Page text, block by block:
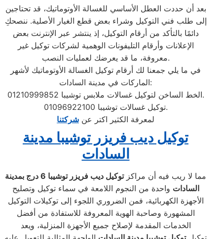
بعد أن حددت العطل الأساسي للغسالة الأوتوماتيك، قد تحتاجين
إلى طلب فني التوكيل وشراء بعض قطع الغيار الأصلية. ننصحكِ
دائمًا بالتأكد من أرقام التوكيل، إذ ينتشر عبر الإنترنت بعض
الإعلانات وأرقام التليفونات الوهمية لشركات توكيل غير
معروفة، ما قد يعرضك لعمليات النصب.
في ما يلي جمعنا لك أرقام توكيل الغسالة الأوتوماتيك لأشهر
الماركات في مدينة السادات:
الخط الساخن لتوكيل غسالات ملابس توشيبا 01210999852.
توكيل غسالات توشيبا 01096922100.
لمعرفة الكثير اكتر عن شركتنا
توكيل ديب فريزر توشيبا مدينة
السادات
مما لا ريب فيه أن مراكزتوكيل ديب فريزر توشيبا
6 درج بمدينة
السادات واحدة من النجوم اللامعة في سماء توكيل وتصليح
الأجهزة الكهربائية، فمن الضروري اللجوء إلى توكيلات التوكيل
المشهورة وصاحبة الهوية المعروفة للاستفادة من أفضل
الخدمات المقدمة لإصلاح جميع الأجهزة المنزلية، ويعد